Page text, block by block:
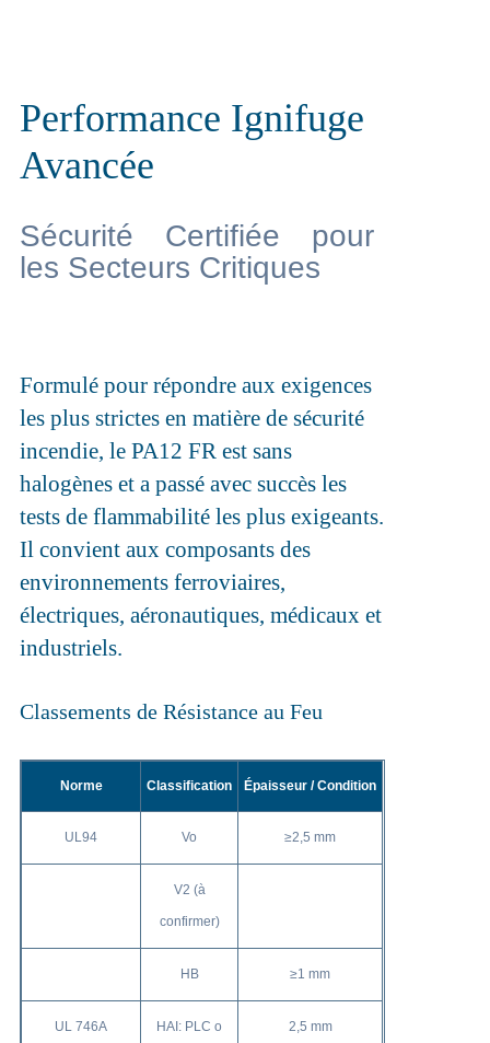
Performance Ignifuge
Avancée
Sécurité Certifiée pour
les Secteurs Critiques
Formulé pour répondre aux exigences
les plus strictes en matière de sécurité
incendie, le PA12 FR est sans
halogènes et a passé avec succès les
tests de flammabilité les plus exigeants.
Il convient aux composants des
environnements ferroviaires,
électriques, aéronautiques, médicaux et
industriels.
Classements de Résistance au Feu
Norme Classification Épaisseur / Condition
UL94 Vo ≥2,5 mm
V2 (à
confirmer)
HB ≥1 mm
UL 746A HAI: PLC o 2,5 mm